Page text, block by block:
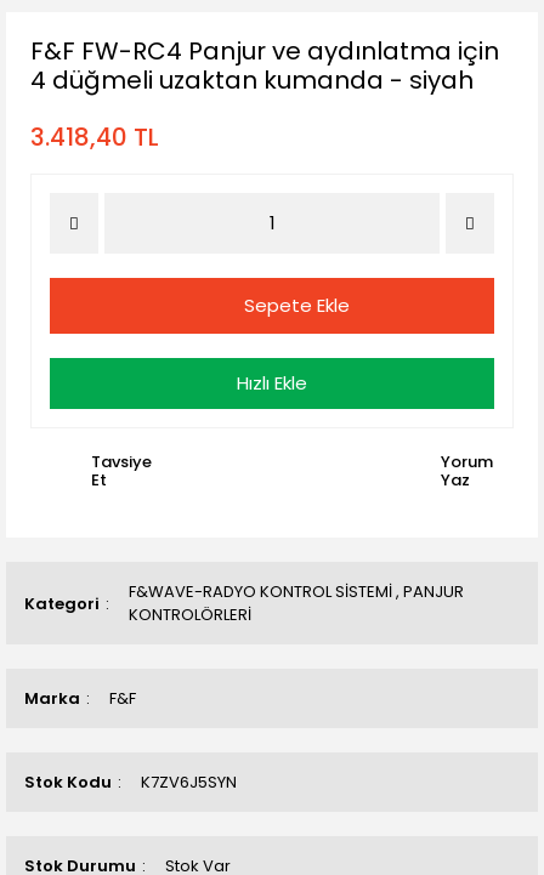
Kategori F&WAVE-RADYO KONTROL SİSTEMİ, PANJUR
KONTROLÖRLERİ
Marka F&F
Stok Kodu K7ZV6J5SYN
Stok Durumu Stok Var
F&F FW-RC4 Panjur ve aydınlatma için
4 düğmeli uzaktan kumanda - siyah
3.418,40 TL
Sepete Ekle
Hızlı Ekle
Tavsiye
Et
Yorum
Yaz